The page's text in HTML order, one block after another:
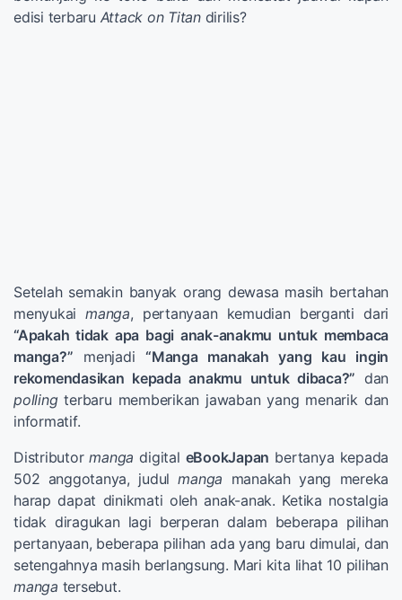
edisi terbaru Attack on Titandirilis?
Setelah semakin banyak orang dewasa masih bertahan
menyukaimanga, pertanyaan kemudian berganti dari
“Apakah tidak apa bagi anak-anakmu untuk membaca
manga?” menjadi“Manga manakah yang kau ingin
rekomendasikan kepada anakmu untuk dibaca?” dan
pollingterbaru memberikan jawaban yang menarik dan
informatif.
Distributormanga digital eBookJapan bertanya kepada
502 anggotanya, judulmanga manakah yang mereka
harap dapat dinikmati oleh anak-anak. Ketika nostalgia
tidak diragukan lagi berperan dalam beberapa pilihan
pertanyaan, beberapa pilihan ada yang baru dimulai, dan
setengahnya masih berlangsung. Mari kita lihat 10 pilihan
manga tersebut.